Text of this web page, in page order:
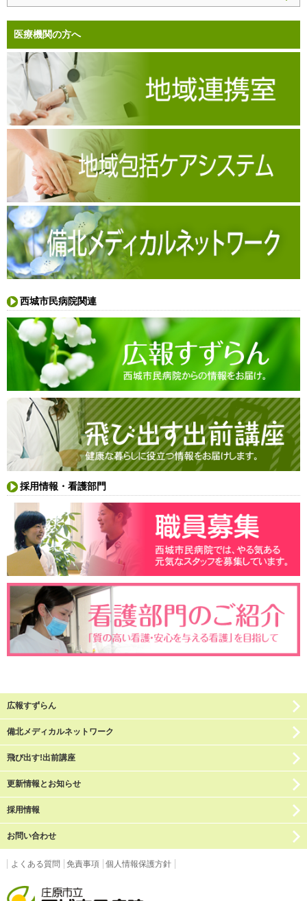
医療機関の方へ
西城市民病院関連
採用情報・看護部門
広報すずらん
備北メディカルネットワーク
飛び出す!出前講座
更新情報とお知らせ
採用情報
お問い合わせ
よくある質問 免責事項 個人情報保護方針